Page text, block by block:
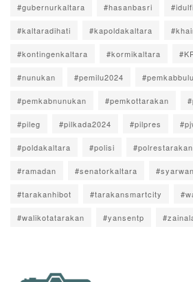
#gubernurkaltara #hasanbasri
#kaltaradihati #kapoldakaltara
#kontingenkaltara #kormikaltara
#nunukan #pemilu2024
#pemkabnunukan #pemkottarakan
#pileg #pilkada2024 #pilpres
#poldakaltara #polisi #polrestarakan
#ramadan #senatorkaltara
#tarakanhibot #tarakansmartcity
#walikotatarakan #yansentp